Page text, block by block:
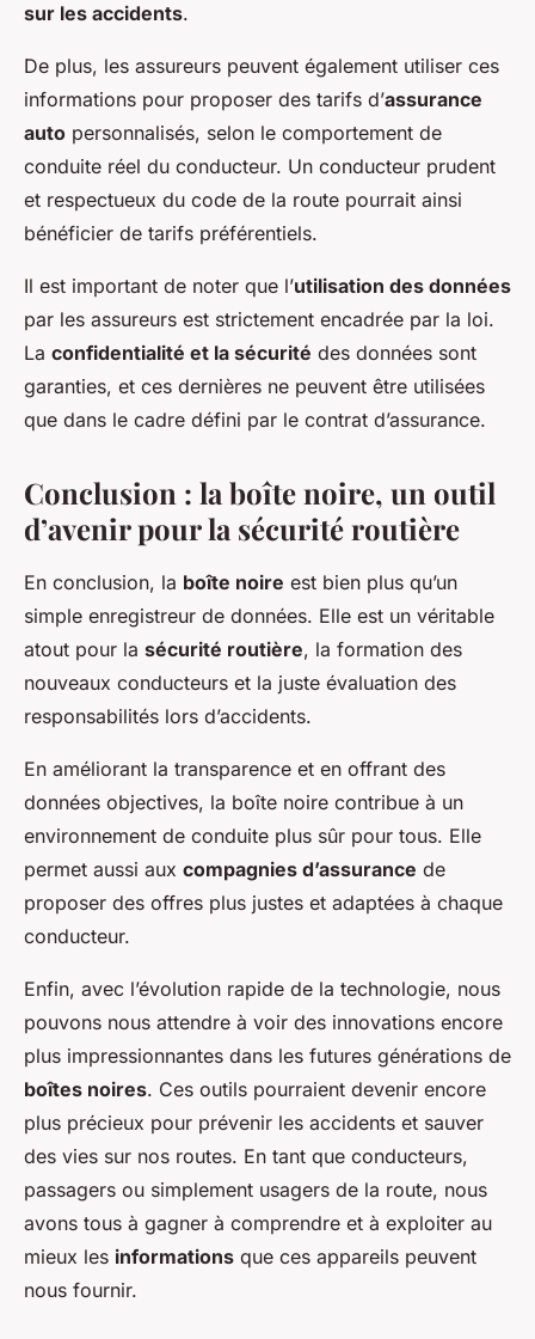
sur les accidents.
De plus, les assureurs peuvent également utiliser ces
informations pour proposer des tarifs d’assurance
auto personnalisés, selon le comportement de
conduite réel du conducteur. Un conducteur prudent
et respectueux du code de la route pourrait ainsi
bénéficier de tarifs préférentiels.
Il est important de noter que l’utilisation des données
par les assureurs est strictement encadrée par la loi.
La confidentialité et la sécurité des données sont
garanties, et ces dernières ne peuvent être utilisées
que dans le cadre défini par le contrat d’assurance.
Conclusion : la boîte noire, un outil
d’avenir pour la sécurité routière
En conclusion, la boîte noire est bien plus qu’un
simple enregistreur de données. Elle est un véritable
atout pour la sécurité routière, la formation des
nouveaux conducteurs et la juste évaluation des
responsabilités lors d’accidents.
En améliorant la transparence et en offrant des
données objectives, la boîte noire contribue à un
environnement de conduite plus sûr pour tous. Elle
permet aussi aux compagnies d’assurance de
proposer des offres plus justes et adaptées à chaque
conducteur.
Enfin, avec l’évolution rapide de la technologie, nous
pouvons nous attendre à voir des innovations encore
plus impressionnantes dans les futures générations de
boîtes noires. Ces outils pourraient devenir encore
plus précieux pour prévenir les accidents et sauver
des vies sur nos routes. En tant que conducteurs,
passagers ou simplement usagers de la route, nous
avons tous à gagner à comprendre et à exploiter au
mieux les informations que ces appareils peuvent
nous fournir.